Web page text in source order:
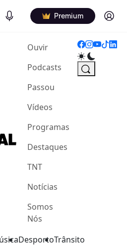
Podcasts Premium Log in
Ouvir(current)
Podcasts
Passou
Vídeos
Programas
Destaques
TNT
Notícias
Somos
Nós
DesportoTrânsito